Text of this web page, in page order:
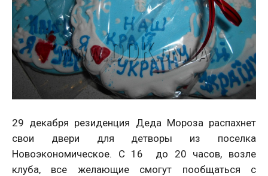
29 декабря резиденция Деда Мороза распахнет
свои двери для детворы из поселка
Новоэкономическое. С 16 до 20 часов, возле
клуба, все желающие смогут пообщаться с